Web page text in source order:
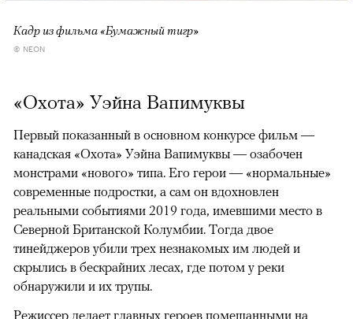
Кадр из фильма «Бумажный тигр»
© NEON
«Охота» Уэйна Вапимуквы
Первый показанный в основном конкурсе фильм —
канадская «Охота» Уэйна Вапимуквы — озабочен
монстрами «нового» типа. Его герои — «нормальные»
современные подростки, а сам он вдохновлен
реальными событиями 2019 года, имевшими место в
Северной Британской Колумбии. Тогда двое
тинейджеров убили трех незнакомых им людей и
скрылись в бескрайних лесах, где потом у реки
обнаружили и их трупы.
Режиссер делает главных героев помешанными на